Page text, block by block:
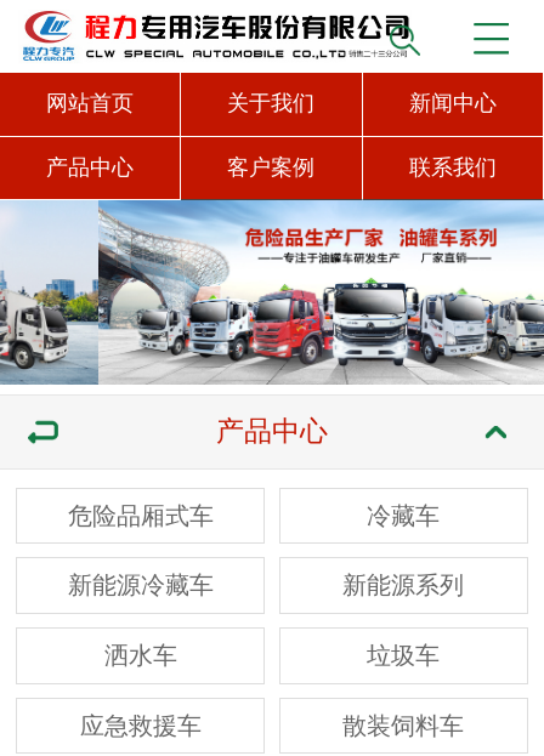
网站首页 关于我们 新闻中心
产品中心 客户案例 联系我们
产品中心
危险品厢式车 冷藏车
新能源冷藏车 新能源系列
洒水车 垃圾车
应急救援车 散装饲料车